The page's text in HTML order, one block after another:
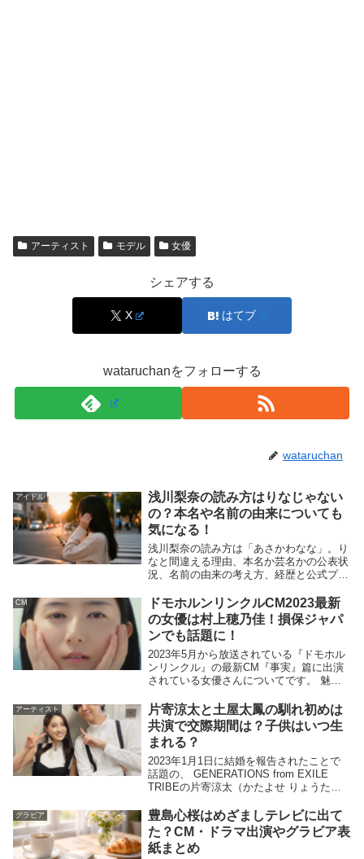
アーティスト モデル 女優
シェアする
X はてブ
wataruchanをフォローする
wataruchan
アイドル
浅川梨奈の読み方はりなじゃない
の？本名や名前の由来についても
気になる！
浅川梨奈の読み方は「あさかわなな」。り
なと間違える理由、本名か芸名かの公表状
況、名前の由来の考え方、経歴と公式プロ
CM
ドモホルンリンクルCM2023最新
の女優は村上穂乃佳！損保ジャパ
ンでも話題に！
2023年5月から放送されている『ドモホル
ンリンクル』の最新CM『事実』篇に出演
されている女優さんについてです。 魅惑
ン、その中でもセリフはありませんが青空
の下一際存在感を放つ美しい女性はいった
い誰なの...
アーティスト
片寄涼太と土屋太鳳の馴れ初めは
共演で交際期間は？子供はいつ生
まれる？
2023年1月1日に結婚を報告されたことで
話題の、 GENERATIONS from EXILE
TRIBEの片寄涼太（かたよせ りょうた）
さんについてです。 片寄涼太さんと土屋
太鳳さんについては交際の...
グラビア
豊島心桜はめざましテレビに出て
た？CM・ドラマ出演やグラビア表
紙まとめ